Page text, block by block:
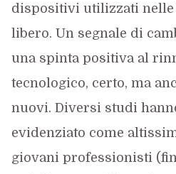
dispositivi utilizzati nelle
libero. Un segnale di
una spinta positiva al
tecnologico, certo, ma
nuovi. Diversi studi
evidenziato come
giovani professionisti